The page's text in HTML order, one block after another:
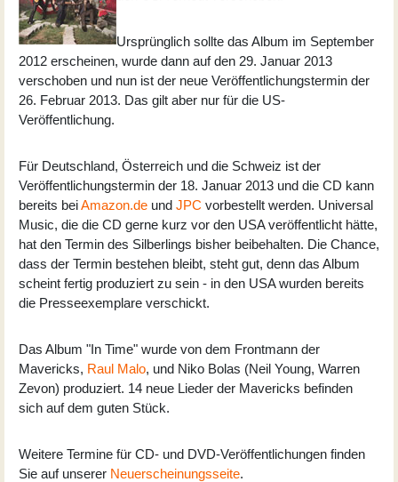
Ursprünglich sollte das Album im September
2012 erscheinen, wurde dann auf den 29. Januar 2013
verschoben und nun ist der neue Veröffentlichungstermin der
26. Februar 2013. Das gilt aber nur für die US-
Veröffentlichung.
Für Deutschland, Österreich und die Schweiz ist der
Veröffentlichungstermin der 18. Januar 2013 und die CD kann
bereits beiAmazon.de und JPC vorbestellt werden. Universal
Music, die die CD gerne kurz vor den USA veröffentlicht hätte,
hat den Termin des Silberlings bisher beibehalten. Die Chance,
dass der Termin bestehen bleibt, steht gut, denn das Album
scheint fertig produziert zu sein - in den USA wurden bereits
die Presseexemplare verschickt.
Das Album "In Time" wurde von dem Frontmann der
Mavericks, Raul Malo, und Niko Bolas (Neil Young, Warren
Zevon) produziert. 14 neue Lieder der Mavericks befinden
sich auf dem guten Stück.
Weitere Termine für CD- und DVD-Veröffentlichungen finden
Sie auf unserer Neuerscheinungsseite.